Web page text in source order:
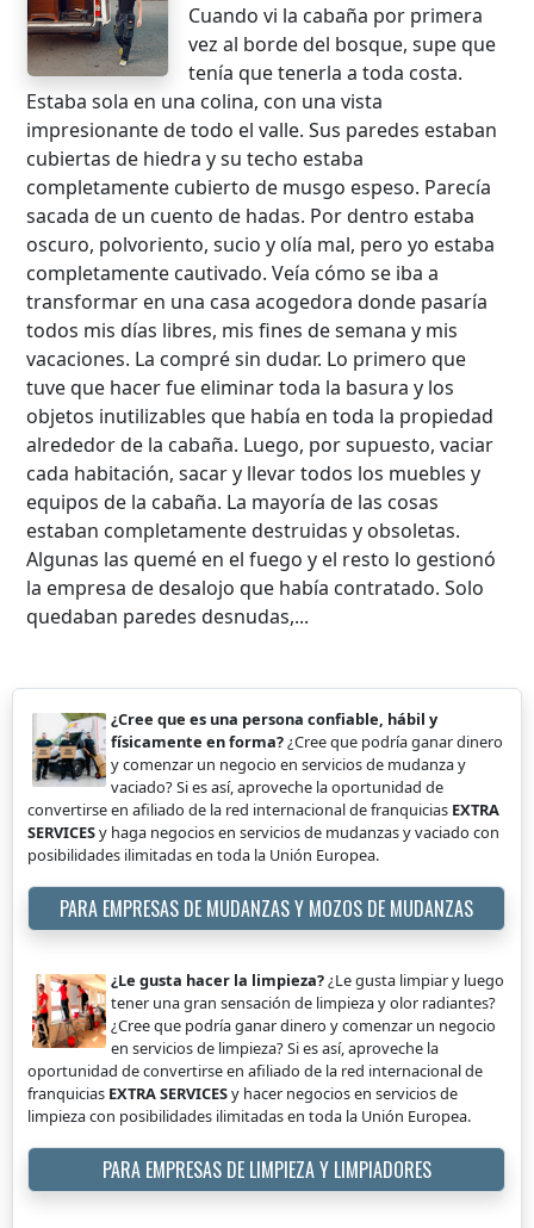
Cuando vi la cabaña por primera
vez al borde del bosque, supe que
tenía que tenerla a toda costa.
Estaba sola en una colina, con una vista
impresionante de todo el valle. Sus paredes estaban
cubiertas de hiedra y su techo estaba
completamente cubierto de musgo espeso. Parecía
sacada de un cuento de hadas. Por dentro estaba
oscuro, polvoriento, sucio y olía mal, pero yo estaba
completamente cautivado. Veía cómo se iba a
transformar en una casa acogedora donde pasaría
todos mis días libres, mis fines de semana y mis
vacaciones. La compré sin dudar. Lo primero que
tuve que hacer fue eliminar toda la basura y los
objetos inutilizables que había en toda la propiedad
alrededor de la cabaña. Luego, por supuesto, vaciar
cada habitación, sacar y llevar todos los muebles y
equipos de la cabaña. La mayoría de las cosas
estaban completamente destruidas y obsoletas.
Algunas las quemé en el fuego y el resto lo gestionó
la empresa de desalojo que había contratado. Solo
quedaban paredes desnudas,...
¿Cree que es una persona confiable, hábil y
físicamente en forma?¿Cree que podría ganar dinero
y comenzar un negocio en servicios de mudanza y
vaciado? Si es así, aproveche la oportunidad de
convertirse en afiliado de la red internacional de franquicias EXTRA
SERVICESy haga negocios en servicios de mudanzas y vaciado con
posibilidades ilimitadas en toda la Unión Europea.
PARA EMPRESAS DE MUDANZAS Y MOZOS DE MUDANZAS
¿Le gusta hacer la limpieza?¿Le gusta limpiar y luego
tener una gran sensación de limpieza y olor radiantes?
¿Cree que podría ganar dinero y comenzar un negocio
en servicios de limpieza? Si es así, aproveche la
oportunidad de convertirse en afiliado de la red internacional de
franquicias EXTRA SERVICESy hacer negocios en servicios de
limpieza con posibilidades ilimitadas en toda la Unión Europea.
PARA EMPRESAS DE LIMPIEZA Y LIMPIADORES